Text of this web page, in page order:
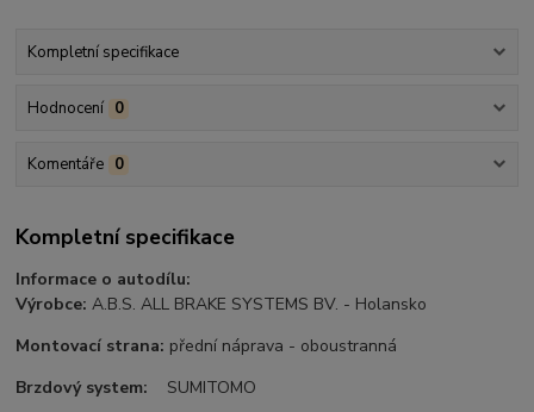
Kompletní specifikace
Hodnocení 0
Komentáře 0
Kompletní specifikace
Informace o autodílu:
Výrobce:A.B.S. ALL BRAKE SYSTEMS BV. - Holansko
Montovací strana: přední náprava - oboustranná
Brzdový system:
SUMITOMO